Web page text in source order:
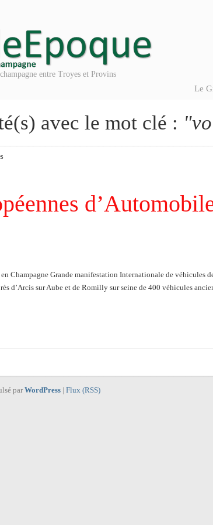
entre Troyes et Provins
Le
avec le mot clé :
Champagne Grande manifestation Internationale de véhicules
d’Arcis sur Aube et de Romilly sur seine de 400 véhicules
parWordPress |Flux (RSS)